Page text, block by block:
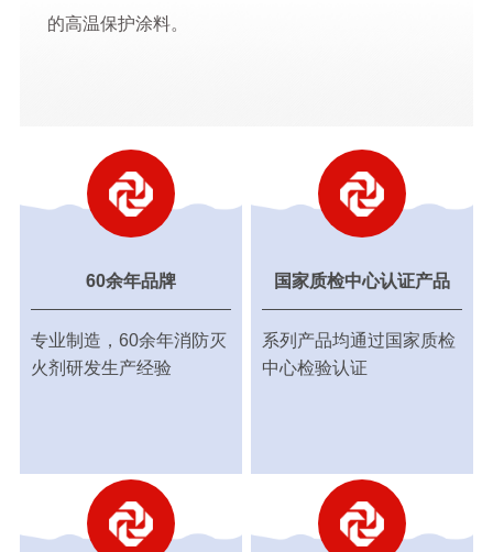
的高温保护涂料。
60余年品牌
专业制造，60余年消防灭
火剂研发生产经验
国家质检中心认证产品
系列产品均通过国家质检
中心检验认证